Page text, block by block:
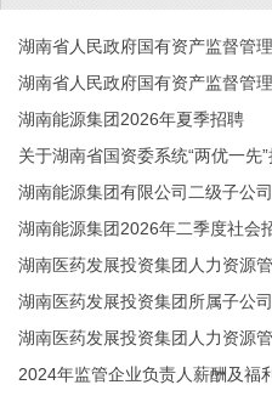
湖南能源集团2026年夏季招聘
关于湖南省国资委系统“两优一先
湖南能源集团2026年二季度社会
湖南医药发展投资集团人力资源
2024年监管企业负责人薪酬及福